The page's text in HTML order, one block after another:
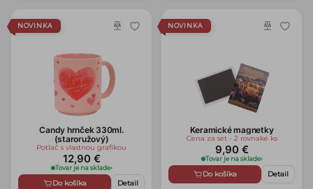
NOVINKA
Candy hrnček 330ml.
(staroružový)
Potlač s vlastnou grafikou
12,90 €
Tovar je na sklade›
Do košíka Detail
NOVINKA
Keramické magnetky
Cena za set - 2 rovnaké ks
9,90 €
Tovar je na sklade›
Do košíka Detail